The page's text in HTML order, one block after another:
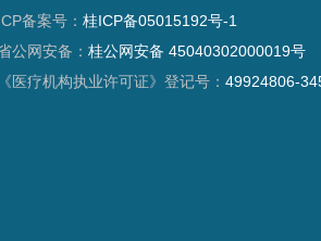
备案号： 桂ICP备05015192号-1
公网安备： 桂公网安备 45040302000019号
《医疗机构执业许可证》登记号： 49924806-